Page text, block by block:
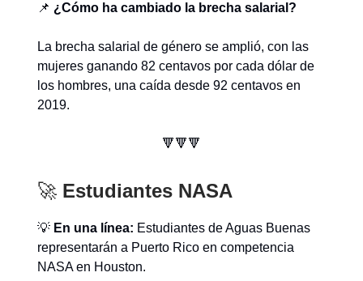
📌 ¿Cómo ha cambiado la brecha salarial?
La brecha salarial de género se amplió, con las
mujeres ganando 82 centavos por cada dólar de
los hombres, una caída desde 92 centavos en
2019.
🔻🔻🔻
🚀 Estudiantes NASA
💡 En una línea: Estudiantes de Aguas Buenas
representarán a Puerto Rico en competencia
NASA en Houston.